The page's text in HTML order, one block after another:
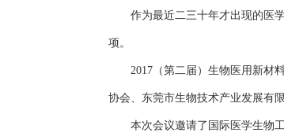
作为最近二三十年才出现的医
项。
2017（第二届）生物医用新材
协会、东莞市生物技术产业发展有
本次会议邀请了国际医学生物